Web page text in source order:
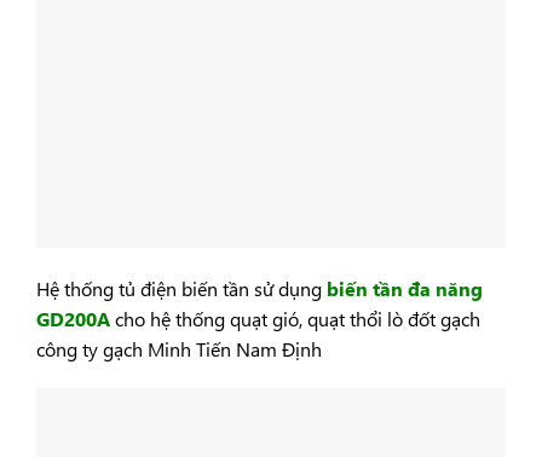
Hệ thống tủ điện biến tần sử dụng biến tần đa năng
GD200Acho hệ thống quạt gió, quạt thổi lò đốt gạch
công ty gạch Minh Tiến Nam Định